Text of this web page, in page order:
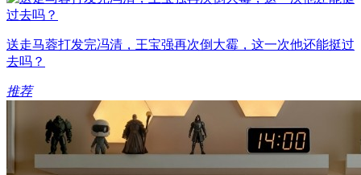
送走马蓉打发完冯清，王宝强再次倒大霉，这一次他还能挺过
去吗？
推荐